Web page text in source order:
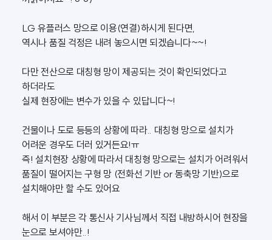
LG 유플러스 망으로 이용(연결)하시게 된다면,
역시나 품질 걱정은 내려 놓으시면 되겠습니다~~!
다만 전산으로 대칭형 망이 제공되는 것이 확인되었다고
하더라도
실제 현장에는 변수가 있을 수 있답니다~!
건물이나 도로 등등의 상황에 따라.. 대칭형 망으로 설치가
어려운 경우도 더러 있거든요!ㅠ
즉! 설치현장 상황에 따라서 대칭형 망으로는 설치가 어려워서
품질이 떨어지는 구형 망 (전화선 기반 or 동축망 기반)으로
설치해야만 할 수도 있어요
해서 이 부분은 각 통신사 기사님께서 직접 내방하시어 현장을
눈으로 보셔야만..!